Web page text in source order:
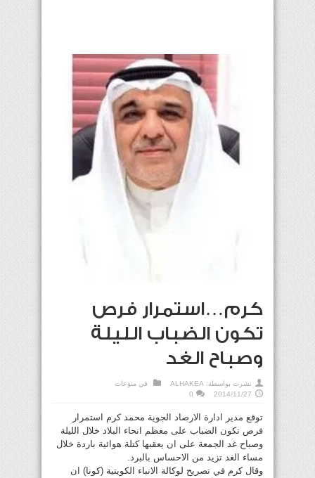
كرم…استمرار فرص
تكون الضباب الليلة
وصباح الغد
نشرت بواسطة: ALHAKEA في منوعات
2014/11/27
0
توقع مدير ادارة الارصاد الجوية محمد كرم استمرار
فرص تكون الضباب على معظم انحاء البلاد خلال الليلة
وصباح غد الجمعة على ان يعقبها كتلة هوائية باردة خلال
مساء الغد تزيد من الاحساس بالبرد.
وقال كرم في تصريح لوكالة الانباء الكويتية (كونا) ان